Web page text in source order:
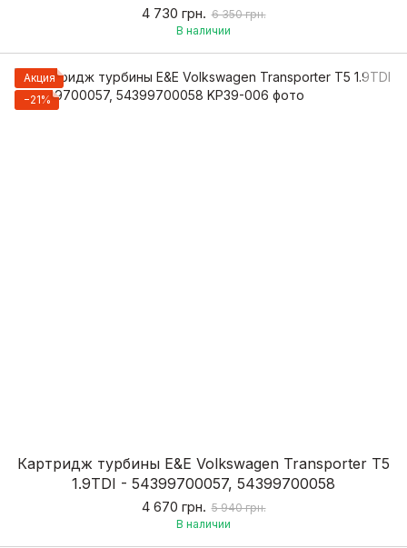
4 730 грн. 6 350 грн.
В наличии
Акция
−21%
Картридж турбины E&E Volkswagen Transporter T5
1.9TDI - 54399700057, 54399700058
4 670 грн. 5 940 грн.
В наличии